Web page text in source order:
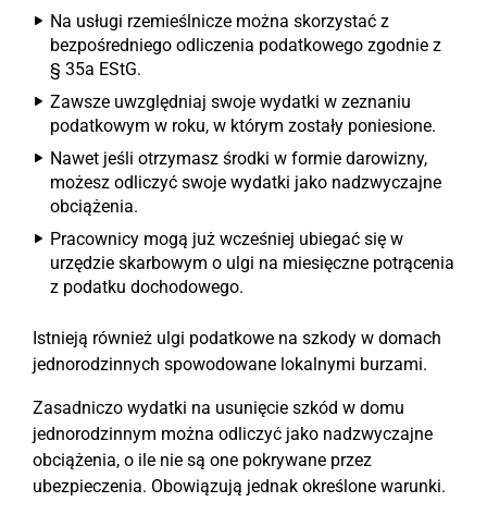
Na usługi rzemieślnicze można skorzystać z
bezpośredniego odliczenia podatkowego zgodnie z
§ 35a EStG.
Zawsze uwzględniaj swoje wydatki w zeznaniu
podatkowym w roku, w którym zostały poniesione.
Nawet jeśli otrzymasz środki w formie darowizny,
możesz odliczyć swoje wydatki jako nadzwyczajne
obciążenia.
Pracownicy mogą już wcześniej ubiegać się w
urzędzie skarbowym o ulgi na miesięczne potrącenia
z podatku dochodowego.
Istnieją również ulgi podatkowe na szkody w domach
jednorodzinnych spowodowane lokalnymi burzami.
Zasadniczo wydatki na usunięcie szkód w domu
jednorodzinnym można odliczyć jako nadzwyczajne
obciążenia, o ile nie są one pokrywane przez
ubezpieczenia. Obowiązują jednak określone warunki.